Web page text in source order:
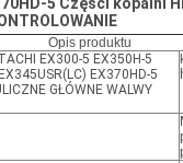
5 Części kopalni
Opis produktu
EX300-5 EX350H-5
EX370HD-5
GŁÓWNE WALWY